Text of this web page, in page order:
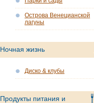
Острова Венецианской
лагуны
Ночная жизнь
Диско & клубы
Продукты питания и